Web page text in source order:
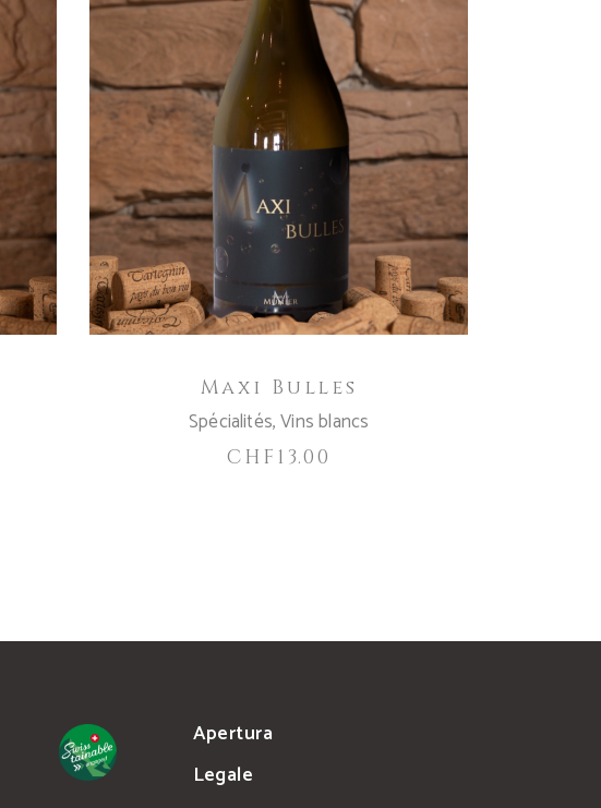
AGGIUNGI AL CARRELLO
Maxi Bulles
Spécialités,Vins blancs
CHF 13.00
Apertura
Legale